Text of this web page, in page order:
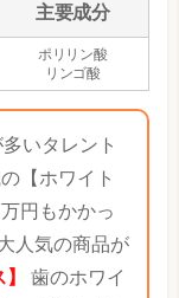
主要成分
ポリリン酸
リンゴ酸
いタレント
【ホワイト
円もかかっ
人気の商品が
歯のホワイ